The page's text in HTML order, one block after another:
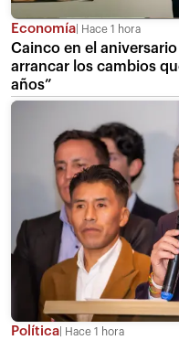
Economía Hace 1 hora
Cainco en el
arrancar los cambios
años”
Política Hace 1 hora